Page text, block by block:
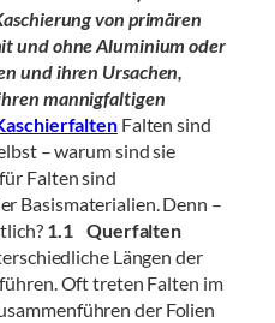
von primären
und ohne Aluminium oder
und ihren Ursachen,
mannigfaltigen
Falten sind
– warum sind sie
Falten sind
Basismaterialien. Denn –
1.1 Querfalten
Längen der
Oft treten Falten im
der Folien